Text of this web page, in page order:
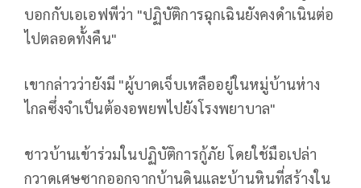
บอกกับเอเอฟพีว่า "ปฏิบัติการฉุกเฉินยังคงดำเนินต่อ
ไปตลอดทั้งคืน"
เขากล่าวว่ายังมี "ผู้บาดเจ็บเหลืออยู่ในหมู่บ้านห่าง
ไกลซึ่งจำเป็นต้องอพยพไปยังโรงพยาบาล"
ชาวบ้านเข้าร่วมในปฏิบัติการกู้ภัย โดยใช้มือเปล่า
กวาดเศษซากออกจากบ้านดินและบ้านหินที่สร้างใน